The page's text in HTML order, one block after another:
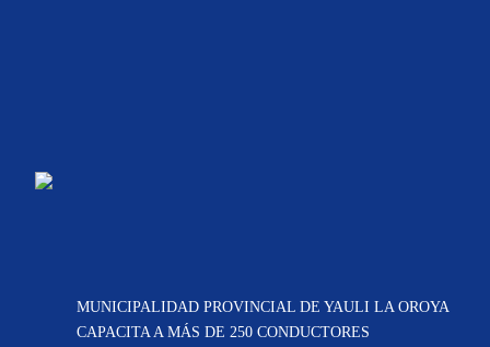
MUNICIPALIDAD PROVINCIAL DE YAULI LA OROYA
CAPACITA A MÁS DE 250 CONDUCTORES